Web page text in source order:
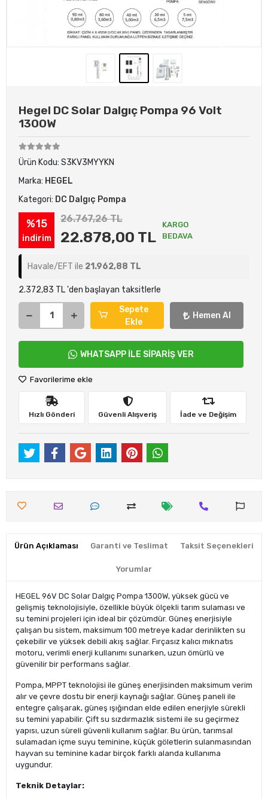
Hegel DC Solar Dalgıç Pompa 96 Volt
1300W
Ürün Kodu: S3KV3MYYKN
Marka: HEGEL
Kategori: DC Dalgıç Pompa
%15
indirim
26.767,26 TL
22.878,00 TL
KARGO
BEDAVA
Havale/EFT ile 21.962,88 TL
2.372,83 TL 'den başlayan taksitlerle
Sepete
Ekle
Hemen Al
WHATSAPP İLE SİPARİŞ VER
Favorilerime ekle
Hızlı Gönderi Güvenli Alışveriş İade ve Değişim
Ürün Açıklaması Garanti ve Teslimat Taksit Seçenekleri
Yorumlar
HEGEL 96V DC Solar Dalgıç Pompa 1300W, yüksek gücü ve
gelişmiş teknolojisiyle, özellikle büyük ölçekli tarım sulaması ve
su temini projeleri için ideal bir çözümdür. Güneş enerjisiyle
çalışan bu sistem, maksimum 100 metreye kadar derinlikten su
çekebilir ve yüksek debili akış sağlar. Fırçasız kalıcı mıknatıs
motoru, verimli enerji kullanımı sunarken, uzun ömürlü ve
güvenilir bir performans sağlar.
Pompa, MPPT teknolojisi ile güneş enerjisinden maksimum verim
alır ve çevre dostu bir enerji kaynağı sağlar. Güneş paneli ile
entegre çalışarak, güneş ışığından elde edilen enerjiyle sürekli
su temini yapabilir. Çift su sızdırmazlık sistemi ile su geçirmez
yapısı, uzun süreli güvenli kullanım sağlar. Bu ürün, tarımsal
sulamadan içme suyu teminine, küçük göletlerin sulanmasından
hayvan su teminine kadar birçok farklı alanda kullanıma
uygundur.
Teknik Detaylar: